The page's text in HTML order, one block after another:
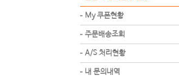
My 쿠폰현황
주문배송조회
A/S 처리현황
내 문의내역